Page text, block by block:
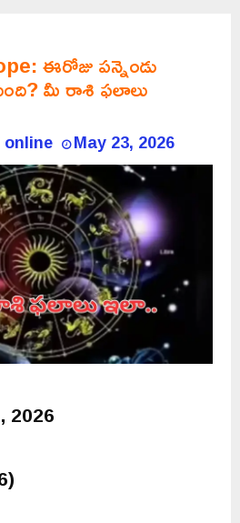
ఈరోజు పన్నెండు
మీ రాశి ఫలాలు
online May 23, 2026
2026